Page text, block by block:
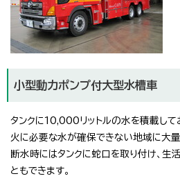
小型動力ポンプ付大型水槽車
タンクに10,000リットルの水を積載して
火に必要な水が確保できない地域に大
断水時にはタンクに蛇口を取り付け、生
ともできます。